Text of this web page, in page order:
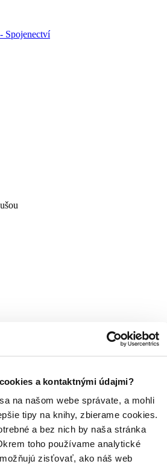
a kontaktnými údajmi?
na našom webe správate, a mohli
tipy na knihy, zbierame cookies.
a bez nich by naša stránka
toho používame analytické
zisťovať, ako náš web
Spojenectví